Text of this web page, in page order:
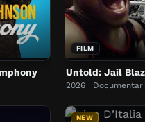
FILM
Untold: Jail
2026 ·
NEW